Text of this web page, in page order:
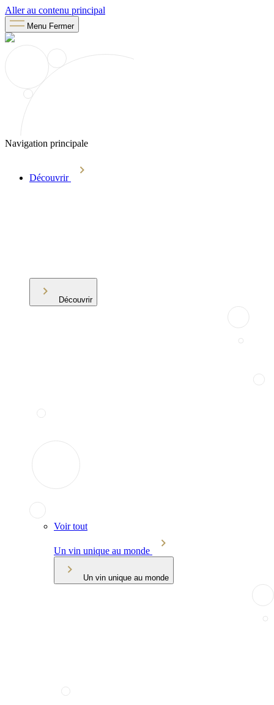
Aller au contenu principal
Menu Fermer
Navigation principale
Découvrir
Découvrir
Voir tout
Un vin unique au monde
Un vin unique au monde